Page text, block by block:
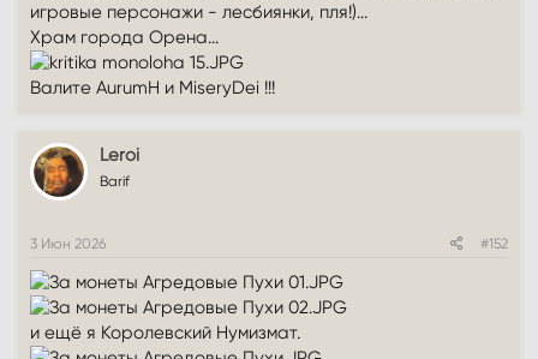
игровые персонажи - лесбиянки, пля!)...
Храм города Орена...
Валите AurumH и MiseryDei !!!
Leroi
Barif
3 Июн 2026 #152
и ещё я Королевский Нумизмат.